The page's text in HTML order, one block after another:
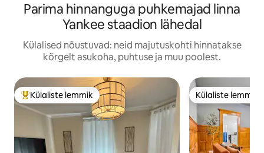
Parima hinnanguga puhkemajad linna
Yankee staadion lähedal
Külalised nõustuvad: neid majutuskohti hinnatakse
kõrgelt asukoha, puhtuse ja muu poolest.
Külaliste suur lemmik
Külaliste lemmik Külaliste lemmik
Külaliste lemmik